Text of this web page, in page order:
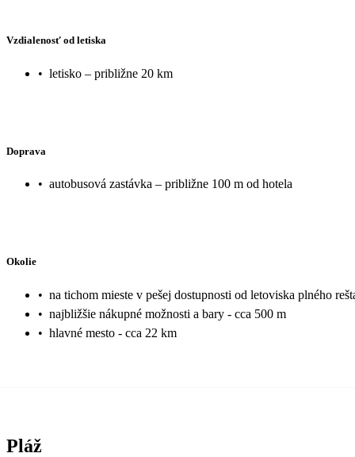
Vzdialenosť od letiska
• letisko – približne 20 km
Doprava
• autobusová zastávka – približne 100 m od hotela
Okolie
• na tichom mieste v pešej dostupnosti od letoviska plného
• najbližšie nákupné možnosti a bary - cca 500 m
• hlavné mesto - cca 22 km
Pláž